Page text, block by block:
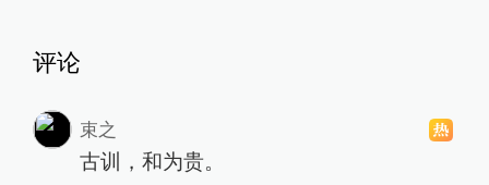
评论
束之
古训，和为贵。